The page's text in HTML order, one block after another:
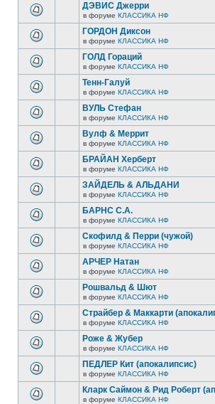
ДЭВИС Джерри
в форуме КЛАССИКА НФ
ГОРДОН Диксон
в форуме КЛАССИКА НФ
ГОЛД Гораций
в форуме КЛАССИКА НФ
Тенн-Галуй
в форуме КЛАССИКА НФ
ВУЛЬ Стефан
в форуме КЛАССИКА НФ
Вулф & Меррит
в форуме КЛАССИКА НФ
БРАЙАН Херберт
в форуме КЛАССИКА НФ
ЗАЙДЕЛЬ & АЛЬДАНИ
в форуме КЛАССИКА НФ
БАРНС С.А.
в форуме КЛАССИКА НФ
Скофилд & Перри (чужой)
в форуме КЛАССИКА НФ
АРЧЕР Натан
в форуме КЛАССИКА НФ
Рошвальд & Шют
в форуме КЛАССИКА НФ
Страйбер & Маккарти
в форуме КЛАССИКА НФ
Роже & Жубер
в форуме КЛАССИКА НФ
ПЕДЛЕР Кит (апокалипсис)
в форуме КЛАССИКА НФ
Кларк Саймон & Рид Роберт
в форуме КЛАССИКА НФ